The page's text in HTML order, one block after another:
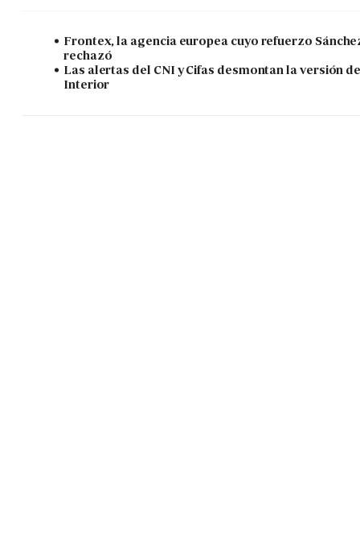
Frontex, la agencia europea cuyo refuerzo
rechazó
Las alertas del CNI y Cifas desmontan la versión
Interior